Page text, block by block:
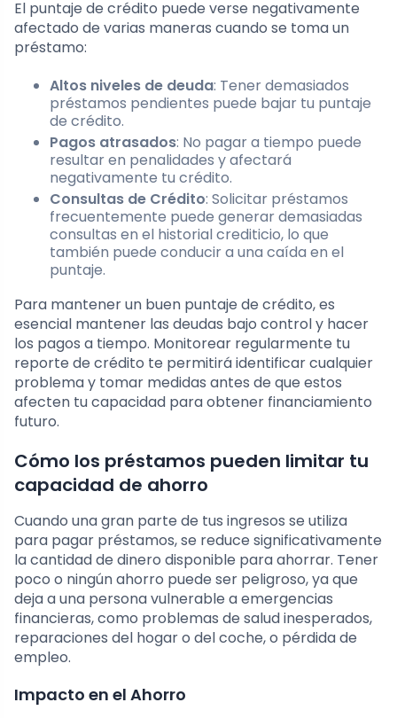
El puntaje de crédito puede verse negativamente
afectado de varias maneras cuando se toma un
préstamo:
Altos niveles de deuda: Tener demasiados
préstamos pendientes puede bajar tu puntaje
de crédito.
Pagos atrasados: No pagar a tiempo puede
resultar en penalidades y afectará
negativamente tu crédito.
Consultas de Crédito: Solicitar préstamos
frecuentemente puede generar demasiadas
consultas en el historial crediticio, lo que
también puede conducir a una caída en el
puntaje.
Para mantener un buen puntaje de crédito, es
esencial mantener las deudas bajo control y hacer
los pagos a tiempo. Monitorear regularmente tu
reporte de crédito te permitirá identificar cualquier
problema y tomar medidas antes de que estos
afecten tu capacidad para obtener financiamiento
futuro.
Cómo los préstamos pueden limitar tu
capacidad de ahorro
Cuando una gran parte de tus ingresos se utiliza
para pagar préstamos, se reduce significativamente
la cantidad de dinero disponible para ahorrar. Tener
poco o ningún ahorro puede ser peligroso, ya que
deja a una persona vulnerable a emergencias
financieras, como problemas de salud inesperados,
reparaciones del hogar o del coche, o pérdida de
empleo.
Impacto en el Ahorro